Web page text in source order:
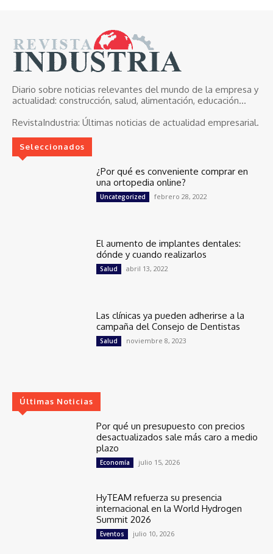
Diario sobre noticias relevantes del mundo de la empresa y
actualidad: construcción, salud, alimentación, educación...
RevistaIndustria: Últimas noticias de actualidad empresarial.
Seleccionados
¿Por qué es conveniente comprar en
una ortopedia online?
Uncategorized febrero 28, 2022
El aumento de implantes dentales:
dónde y cuando realizarlos
Salud abril 13, 2022
Las clínicas ya pueden adherirse a la
campaña del Consejo de Dentistas
Salud noviembre 8, 2023
Últimas Noticias
Por qué un presupuesto con precios
desactualizados sale más caro a medio
plazo
Economía julio 15, 2026
HyTEAM refuerza su presencia
internacional en la World Hydrogen
Summit 2026
Eventos julio 10, 2026